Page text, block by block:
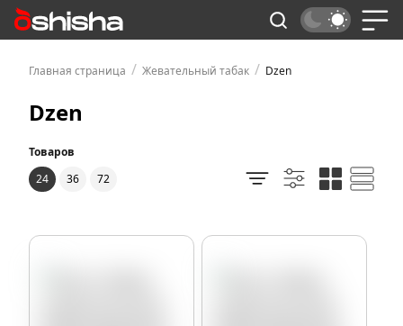
Главная страница / Жевательный табак / Dzen
Dzen
Товаров
24
36 72